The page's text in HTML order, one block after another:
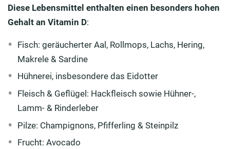
Diese Lebensmittel enthalten einen besonders hohen
Gehalt an Vitamin D:
Fisch: geräucherter Aal, Rollmops, Lachs, Hering,
Makrele & Sardine
Hühnerei, insbesondere das Eidotter
Fleisch & Geflügel: Hackfleisch sowie Hühner-,
Lamm- & Rinderleber
Pilze: Champignons, Pfifferling & Steinpilz
Frucht: Avocado